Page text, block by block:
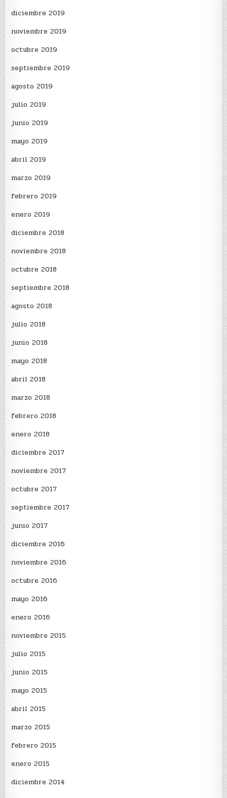
diciembre 2019
noviembre 2019
octubre 2019
septiembre 2019
agosto 2019
julio 2019
junio 2019
mayo 2019
abril 2019
marzo 2019
febrero 2019
enero 2019
diciembre 2018
noviembre 2018
octubre 2018
septiembre 2018
agosto 2018
julio 2018
junio 2018
mayo 2018
abril 2018
marzo 2018
febrero 2018
enero 2018
diciembre 2017
noviembre 2017
octubre 2017
septiembre 2017
junio 2017
diciembre 2016
noviembre 2016
octubre 2016
mayo 2016
enero 2016
noviembre 2015
julio 2015
junio 2015
mayo 2015
abril 2015
marzo 2015
febrero 2015
enero 2015
diciembre 2014